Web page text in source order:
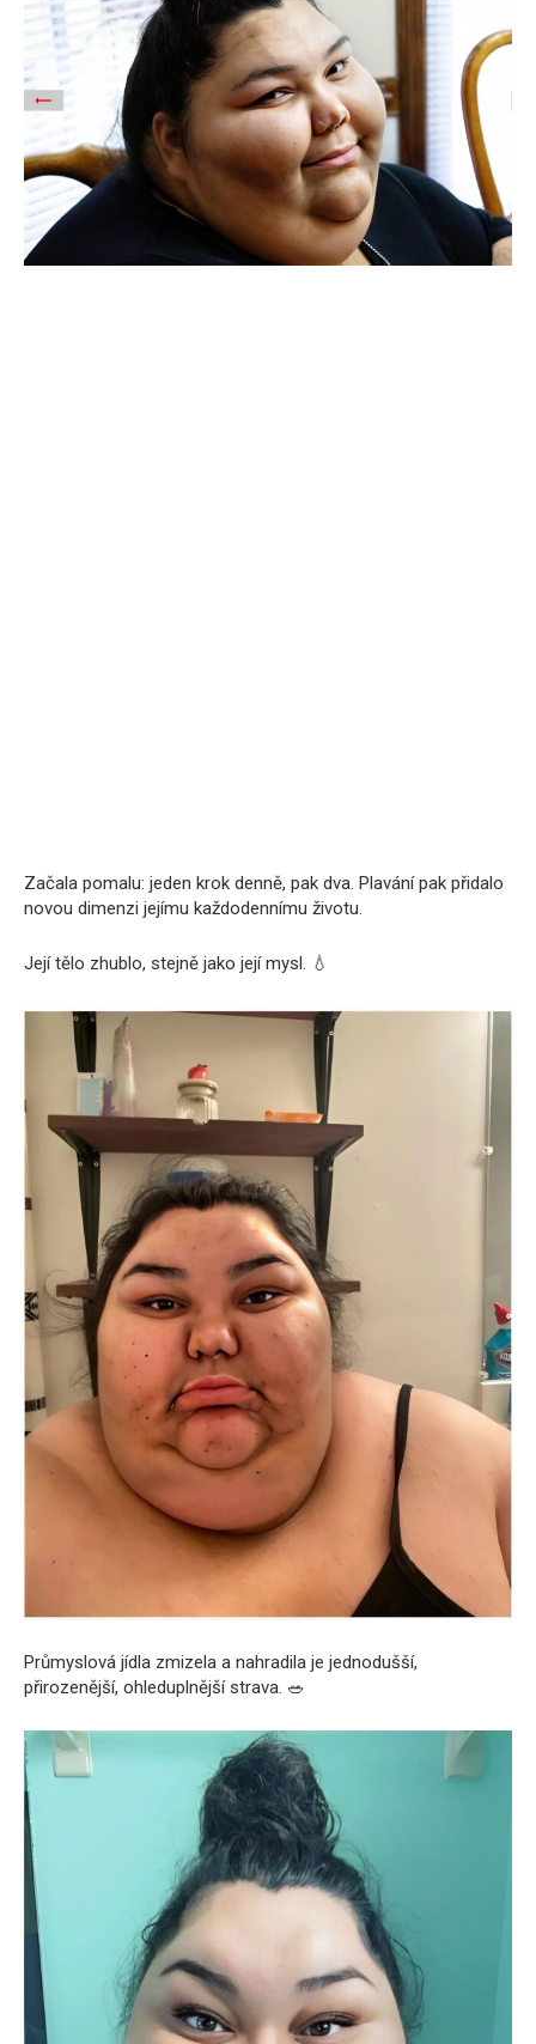
Začala pomalu: jeden krok denně, pak dva. Plavání pak přidalo
novou dimenzi jejímu každodennímu životu.
Její tělo zhublo, stejně jako její mysl. 💧
Průmyslová jídla zmizela a nahradila je jednodušší,
přirozenější, ohleduplnější strava. 🥗